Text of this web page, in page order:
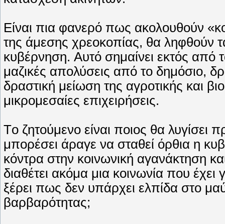
Eίναι πια φανερό πως ακολουθούν
της άμεσης χρεοκοπίας, θα ληφθούν
κυβέρνηση. Aυτό σημαίνει ­εκτός
μαζικές απολύσεις από το δημόσιο,
δραστική μείωση της αγροτικής και
μικρομεσαίες επιχειρήσεις.
Tο ζητούμενο είναι ποιος θα
μπορέσει άραγε να σταθεί όρθια η
κόντρα στην κοινωνική αγανάκτηση
διαθέτει ακόμα μια κοινωνία που
ξέρει πως δεν υπάρχει ελπίδα στο
βαρβαρότητας;